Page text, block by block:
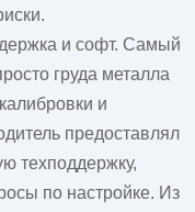
и софт. Самый
груда металла
и
предоставлял
техподдержку,
по настройке. Из